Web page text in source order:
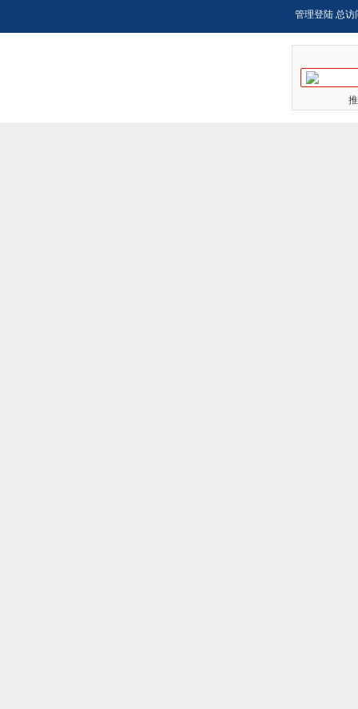
管理登陆 总访